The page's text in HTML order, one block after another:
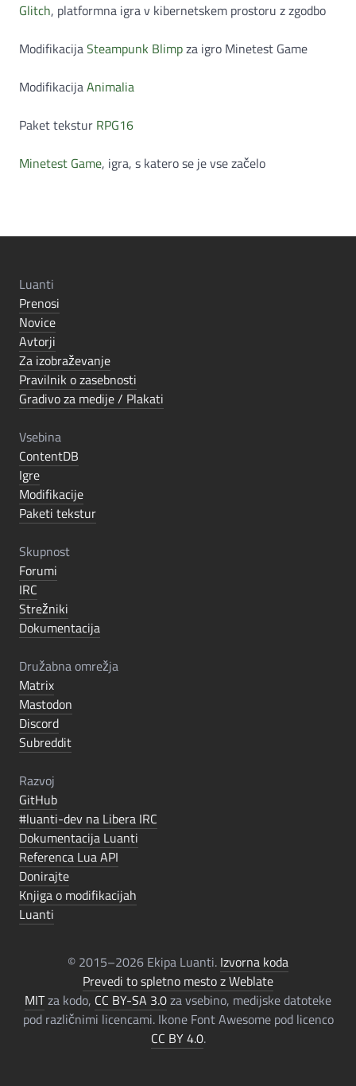
Glitch, platformna igra v kibernetskem prostoru z zgodbo
ModifikacijaSteampunk Blimpza igro Minetest Game
ModifikacijaAnimalia
Paket tekstur RPG16
Minetest Game, igra, s katero se je vse začelo
Luanti
Prenosi
Novice
Avtorji
Za izobraževanje
Pravilnik o zasebnosti
Gradivo za medije / Plakati
Vsebina
ContentDB
Igre
Modifikacije
Paketi tekstur
Skupnost
Forumi
IRC
Strežniki
Dokumentacija
Družabna omrežja
Matrix
Mastodon
Discord
Subreddit
Razvoj
GitHub
#luanti-dev na Libera IRC
Dokumentacija Luanti
Referenca Lua API
Donirajte
Knjiga o modifikacijah
Luanti
© 2015–2026 Ekipa Luanti. Izvorna koda
Prevedi to spletno mesto z Weblate
MITza kodo, CC BY-SA 3.0za vsebino, medijske datoteke
pod različnimi licencami. Ikone Font Awesome pod licenco
CC BY 4.0.